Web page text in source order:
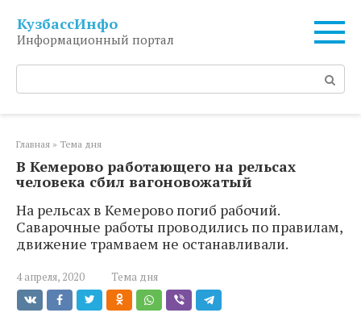
контенту
КузбассИнфо
Информационный портал
Поиск:
Главная » Тема дня
В Кемерово работающего на рельсах
человека сбил вагоновожатый
На рельсах в Кемерово погиб рабочий.
Саварочные работы проводились по правилам,
движение трамваем не останавливали.
4 апреля, 2020 Тема дня